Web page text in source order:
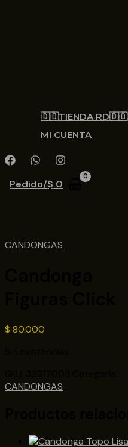
🇩🇴TIENDA RD🇩🇴
MI CUENTA
Pedido/$ 0
CANDONGAS
$ 80.000
CANDONGAS